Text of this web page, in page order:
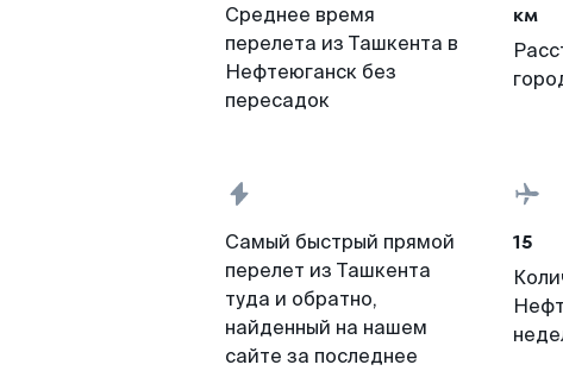
Среднее время
перелета из Ташкента в
Нефтеюганск без
пересадок
км
Самый быстрый прямой
перелет из Ташкента
туда и обратно,
найденный на нашем
сайте за последнее
15